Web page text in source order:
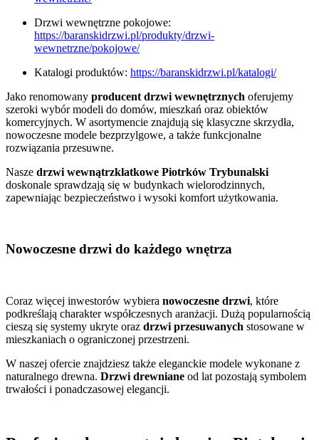
Drzwi wewnętrzne pokojowe:
https://baranskidrzwi.pl/produkty/drzwi-
wewnetrzne/pokojowe/
Katalogi produktów: https://baranskidrzwi.pl/katalogi/
Jako renomowany producent drzwi wewnętrznych oferujemy
szeroki wybór modeli do domów, mieszkań oraz obiektów
komercyjnych. W asortymencie znajdują się klasyczne skrzydła,
nowoczesne modele bezprzylgowe, a także funkcjonalne
rozwiązania przesuwne.
Nasze drzwi wewnątrzklatkowe Piotrków Trybunalski
doskonale sprawdzają się w budynkach wielorodzinnych,
zapewniając bezpieczeństwo i wysoki komfort użytkowania.
Nowoczesne drzwi do każdego wnętrza
Coraz więcej inwestorów wybiera nowoczesne drzwi, które
podkreślają charakter współczesnych aranżacji. Dużą popularnością
cieszą się systemy ukryte oraz drzwi przesuwanych stosowane w
mieszkaniach o ograniczonej przestrzeni.
W naszej ofercie znajdziesz także eleganckie modele wykonane z
naturalnego drewna. Drzwi drewniane od lat pozostają symbolem
trwałości i ponadczasowej elegancji.